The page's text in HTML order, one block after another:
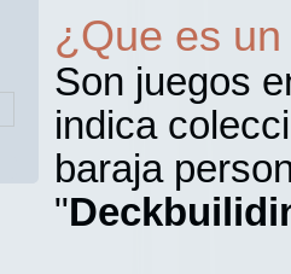
¿Que es
Son juegos
indica
baraja
"